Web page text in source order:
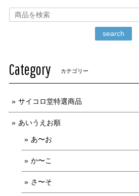
search
Category カテゴリー
サイコロ堂特選商品
あいうえお順
あ〜お
か〜こ
さ〜そ